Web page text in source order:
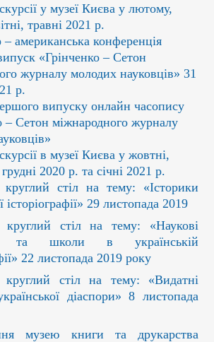
у музеї Києва у лютому,
травні 2021 р.
– американська конференція
«Грінченко – Сетон
журналу молодих науковців» 31
р.
випуску онлайн часопису
– Сетон міжнародного журналу
в музеї Києва у жовтні,
2020 р. та січні 2021 р.
стіл на тему: «Історики
історіографії» 29 листопада 2019
стіл на тему: «Наукові
та школи в українській
22 листопада 2019 року
стіл на тему: «Видатні
діаспори» 8 листопада
музею книги та друкарства